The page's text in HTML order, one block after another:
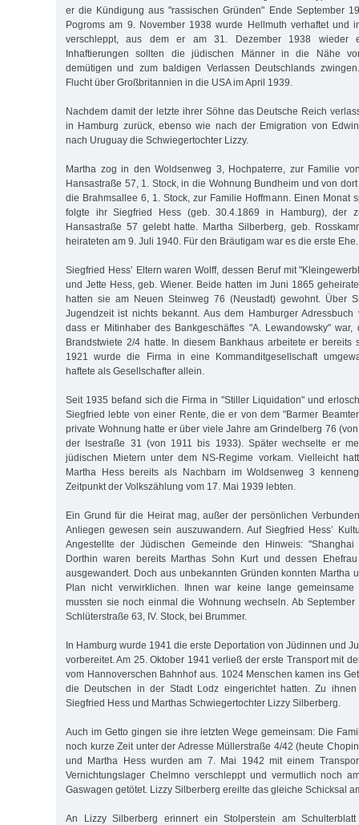
er die Kündigung aus "rassischen Gründen" Ende September
Pogroms am 9. November 1938 wurde Hellmuth verhaftet und
verschleppt, aus dem er am 31. Dezember 1938 wieder
Inhaftierungen sollten die jüdischen Männer in die Nähe
demütigen und zum baldigen Verlassen Deutschlands
Flucht über Großbritannien in die USA im April 1939.
Nachdem damit der letzte ihrer Söhne das Deutsche Reich
in Hamburg zurück, ebenso wie nach der Emigration von
nach Uruguay die Schwiegertochter Lizzy.
Martha zog in den Woldsenweg 3, Hochpaterre, zur Familie
Hansastraße 57, 1. Stock, in die Wohnung Bundheim und von
die Brahmsallee 6, 1. Stock, zur Familie Hoffmann. Einen Monat
folgte ihr Siegfried Hess (geb. 30.4.1869 in Hamburg), der
Hansastraße 57 gelebt hatte. Martha Silberberg, geb.
heirateten am 9. Juli 1940. Für den Bräutigam war es die erste Ehe.
Siegfried Hess’ Eltern waren Wolff, dessen Beruf mit
und Jette Hess, geb. Wiener. Beide hatten im Juni 1865
hatten sie am Neuen Steinweg 76 (Neustadt) gewohnt. Über
Jugendzeit ist nichts bekannt. Aus dem Hamburger
dass er Mitinhaber des Bankgeschäftes "A. Lewandowsky"
Brandstwiete 2/4 hatte. In diesem Bankhaus arbeitete er bereits
1921 wurde die Firma in eine Kommanditgesellschaft
haftete als Gesellschafter allein.
Seit 1935 befand sich die Firma in "Stiller Liquidation" und
Siegfried lebte von einer Rente, die er von dem "Barmer
private Wohnung hatte er über viele Jahre am Grindelberg 76
der Isestraße 31 (von 1911 bis 1933). Später wechselte er
jüdischen Mietern unter dem NS-Regime vorkam. Vielleicht
Martha Hess bereits als Nachbarn im Woldsenweg 3
Zeitpunkt der Volkszählung vom 17. Mai 1939 lebten.
Ein Grund für die Heirat mag, außer der persönlichen
Anliegen gewesen sein auszuwandern. Auf Siegfried Hess’
Angestellte der Jüdischen Gemeinde den Hinweis:
Dorthin waren bereits Marthas Sohn Kurt und dessen
ausgewandert. Doch aus unbekannten Gründen konnten Martha
Plan nicht verwirklichen. Ihnen war keine lange gemeinsame
mussten sie noch einmal die Wohnung wechseln. Ab
Schlüterstraße 63, IV. Stock, bei Brummer.
In Hamburg wurde 1941 die erste Deportation von Jüdinnen und
vorbereitet. Am 25. Oktober 1941 verließ der erste Transport mit
vom Hannoverschen Bahnhof aus. 1024 Menschen kamen ins
die Deutschen in der Stadt Lodz eingerichtet hatten. Zu
Siegfried Hess und Marthas Schwiegertochter Lizzy Silberberg.
Auch im Getto gingen sie ihre letzten Wege gemeinsam: Die
noch kurze Zeit unter der Adresse Müllerstraße 4/42 (heute
und Martha Hess wurden am 7. Mai 1942 mit einem
Vernichtungslager Chelmno verschleppt und vermutlich noch
Gaswagen getötet. Lizzy Silberberg ereilte das gleiche Schicksal
An Lizzy Silberberg erinnert ein Stolperstein am